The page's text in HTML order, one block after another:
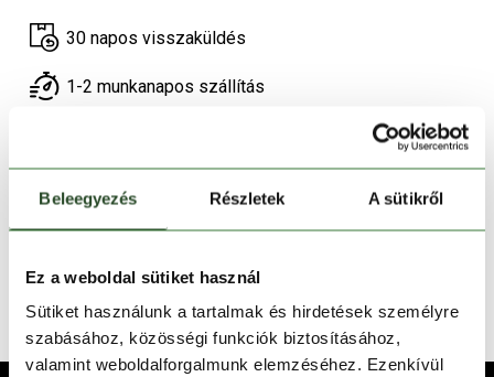
Beleegyezés Részletek A sütikről
Ez a weboldal sütiket használ
Sütiket használunk a tartalmak és hirdetések személyre
szabásához, közösségi funkciók biztosításához,
valamint weboldalforgalmunk elemzéséhez. Ezenkívül
TERMÉKLEÍRÁS
TECHNOLÓGIÁK
30 napos visszaküldés
1-2 munkanapos szállítás